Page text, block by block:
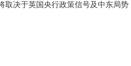
取决于英国央行政策信号及中东局势